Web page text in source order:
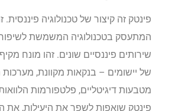
פינטק זה קיצור של טכנולוגיה פיננסית.
המתעסק בטכנולוגיה המשמשת לשיפור
שירותים פיננסיים שונים. זהו מונח מקיף
של יישומים – בנקאות מקוונת, מערכות
מטבעות דיגיטליים, פלטפורמות הלוואות
פינטק שואפות לשפר את היעילות, את